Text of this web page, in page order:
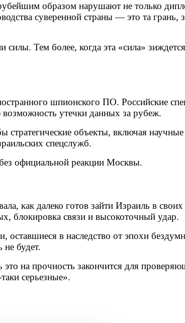
образом нарушают не только
суверенной страны — это та грань,
Тем более, когда эта «сила»
шпионского ПО. Российские
утечки данных за рубеж.
объекты, включая
спецслужб.
официальной реакции Москвы.
как далеко готов зайти Израиль в
блокировка связи и высокоточный удар.
в наследство от эпохи
не будет.
на прочность закончится для
серьезные».